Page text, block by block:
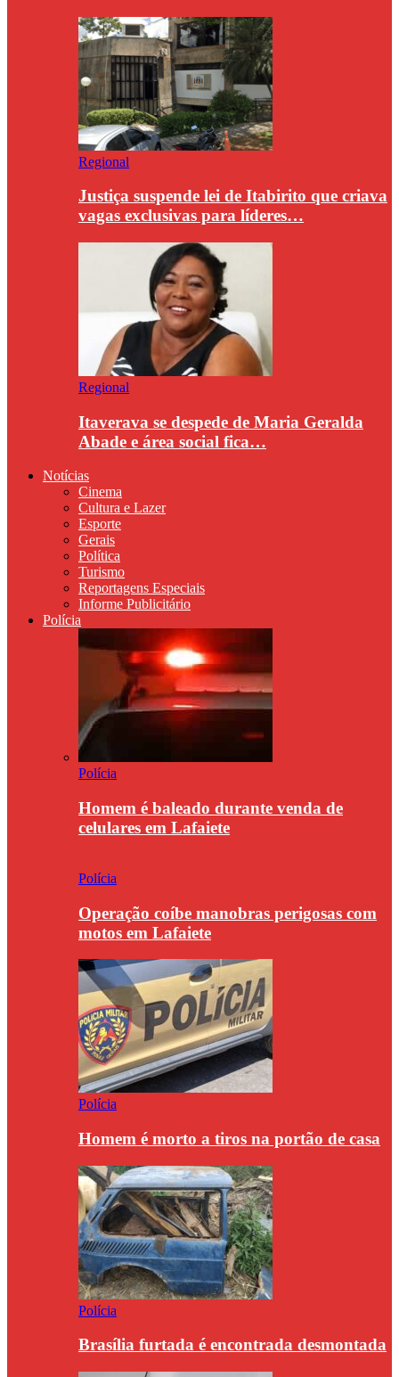
Regional
Justiça suspende lei de Itabirito que criava
vagas exclusivas para líderes…
Regional
Itaverava se despede de Maria Geralda
Abade e área social fica…
Notícias
Cinema
Cultura e Lazer
Esporte
Gerais
Política
Turismo
Reportagens Especiais
Informe Publicitário
Polícia
Polícia
Homem é baleado durante venda de
celulares em Lafaiete
Polícia
Operação coíbe manobras perigosas com
motos em Lafaiete
Polícia
Homem é morto a tiros na portão de casa
Polícia
Brasília furtada é encontrada desmontada